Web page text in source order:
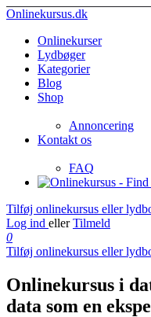
Onlinekursus.dk
Onlinekurser
Lydbøger
Kategorier
Blog
Shop
Annoncering
Kontakt os
FAQ
Tilføj onlinekursus eller
Log ind eller Tilmeld
0
Tilføj onlinekursus eller
Onlinekursus i
data som en